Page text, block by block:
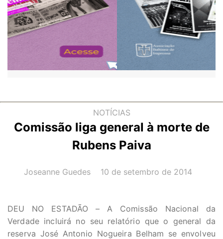
NOTÍCIAS
Comissão liga general à morte de
Rubens Paiva
AUTOR(A):
Joseanne Guedes DATA:
10 de setembro de 2014
DEU NO ESTADÃO – A Comissão Nacional da
Verdade incluirá no seu relatório que o general da
reserva José Antonio Nogueira Belham se envolveu